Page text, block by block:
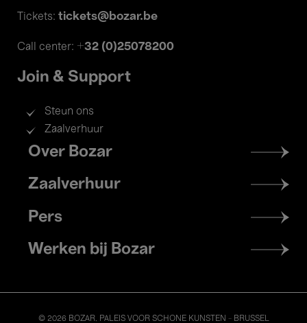
Tickets: tickets@bozar.be
Call center: +32 (0)25078200
Join & Support
Steun ons
Zaalverhuur
Footer
menu
Over Bozar
Zaalverhuur
Pers
Werken bij Bozar
© 2026 BOZAR. PALEIS VOOR SCHONE KUNSTEN - BRUSSEL